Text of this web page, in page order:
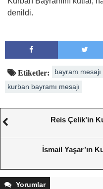
denildi.
Etiketler: bayram mesajı
kurban bayramı mesajı
Reis Çelik’in
İsmail Yaşar’ın
Yorumlar